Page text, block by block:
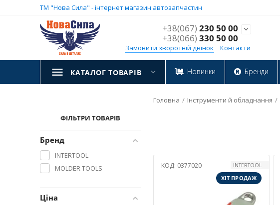
ТМ "Нова Сила" - інтернет магазин автозапчастин
+38(067) 230 50 00
+38(066) 330 50 00

Замовити зворотній двінок Контакти
КАТАЛОГ ТОВАРІВ Новинки Бренди
ФІЛЬТРИ ТОВАРІВ
Бренд
INTERTOOL
MOLDER TOOLS
Ціна
Головна / Інструменти й обладнання /
КОД: 0377020
INTERTOOL
ХІТ ПРОДАЖ